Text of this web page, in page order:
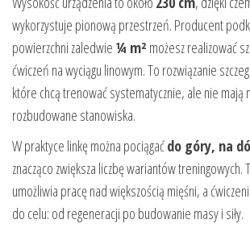
wykorzystuje pionową przestrzeń. Producent
powierzchni zaledwie ¼ m² możesz realizować
ćwiczeń na wyciągu linowym. To rozwiązanie
które chcą trenować systematycznie, ale nie mają
rozbudowane stanowiska.
W praktyce linkę można pociągaćdo góry, na
znacząco zwiększa liczbę wariantów treningowych.
umożliwia pracę nad większością mięśni, a
do celu: od regeneracji po budowanie masy i siły.